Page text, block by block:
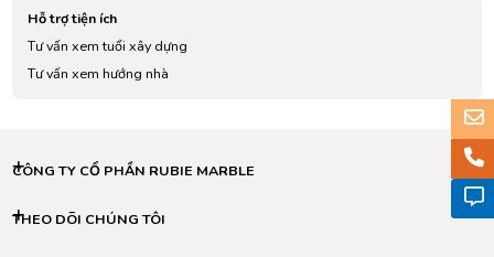
Tỉnh Lai Châu
Tỉnh Sơn La
Tỉnh Yên Bái
Tỉnh Lạng Sơn
Tỉnh Bắc Giang
Hỗ trợ tiện ích
Tư vấn xem tuổi xây dựng
Tư vấn xem hướng nhà
CÔNG TY CỔ PHẦN RUBIE MARBLE
THEO DÕI CHÚNG TÔI